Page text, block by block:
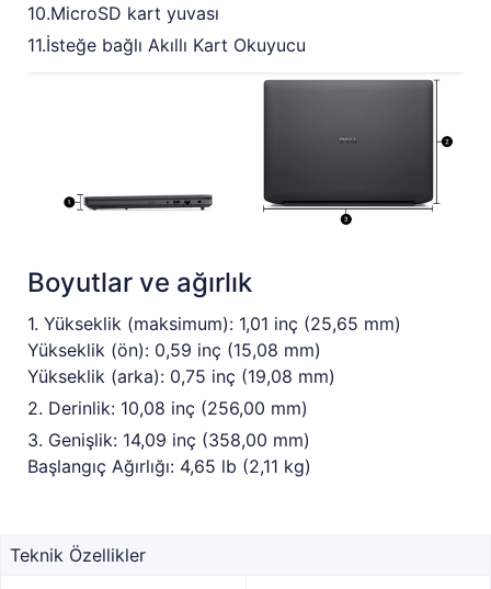
10.MicroSD kart yuvası
11.İsteğe bağlı Akıllı Kart Okuyucu
Boyutlar ve ağırlık
1. Yükseklik (maksimum): 1,01 inç (25,65 mm)
Yükseklik (ön): 0,59 inç (15,08 mm)
Yükseklik (arka): 0,75 inç (19,08 mm)
2. Derinlik: 10,08 inç (256,00 mm)
3. Genişlik: 14,09 inç (358,00 mm)
Başlangıç Ağırlığı: 4,65 lb (2,11 kg)
Teknik Özellikler